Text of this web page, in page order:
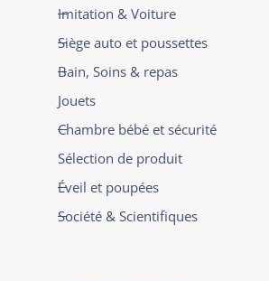
Imitation & Voiture
Siège auto et poussettes
Bain, Soins & repas
Jouets
Chambre bébé et sécurité
Sélection de produit
Éveil et poupées
Société & Scientifiques